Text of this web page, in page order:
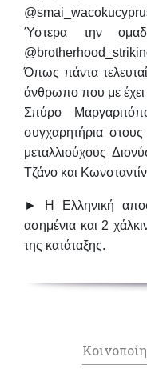
Ύστερα την
Όπως πάντα
άνθρωπο που με
Σπύρο
συγχαρητήρια
μεταλλιούχους
Τζάνο και
► Η Ελληνική
ασημένια και 2
της κατάταξης.